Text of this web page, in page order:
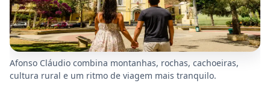
Afonso Cláudio combina montanhas, rochas, cachoeiras,
cultura rural e um ritmo de viagem mais tranquilo.